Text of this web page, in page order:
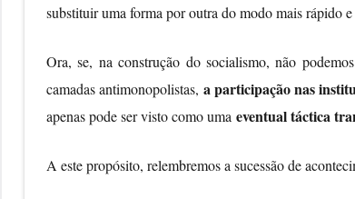
substituir uma forma por outra do modo mais rápido
Ora, se, na construção do socialismo, não
camadas antimonopolistas, a participação nas
apenas pode ser visto como uma eventual táctica
A este propósito, relembremos a sucessão de